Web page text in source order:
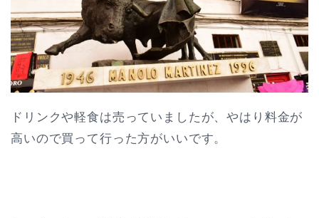
ドリンクや軽食は売っていましたが、やはり料金が
高いので買って行った方がいいです。